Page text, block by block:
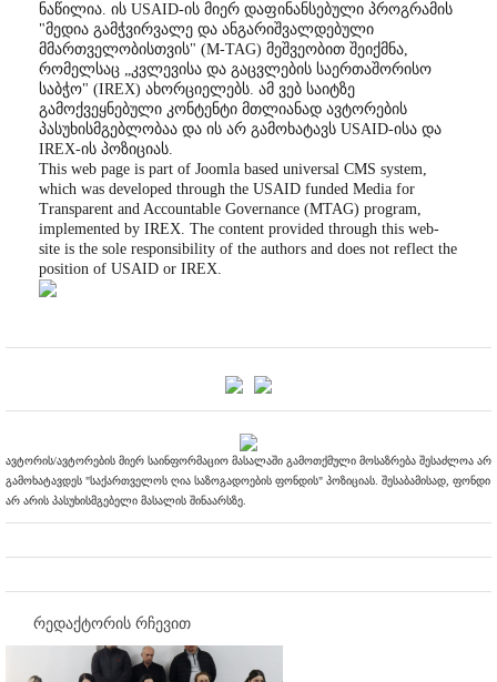
ნაწილია. ის USAID-ის მიერ დაფინანსებული პროგრამის
"მედია გამჭვირვალე და ანგარიშვალდებული
მმართველობისთვის" (M-TAG) მეშვეობით შეიქმნა,
რომელსაც „კვლევისა და გაცვლების საერთაშორისო
საბჭო" (IREX) ახორციელებს. ამ ვებ საიტზე
გამოქვეყნებული კონტენტი მთლიანად ავტორების
პასუხისმგებლობაა და ის არ გამოხატავს USAID-ისა და
IREX-ის პოზიციას.
This web page is part of Joomla based universal CMS system,
which was developed through the USAID funded Media for
Transparent and Accountable Governance (MTAG) program,
implemented by IREX. The content provided through this web-
site is the sole responsibility of the authors and does not reflect the
position of USAID or IREX.
ავტორის/ავტორების მიერ საინფორმაციო მასალაში გამოთქმული მოსაზრება შესაძლოა არ
გამოხატავდეს "საქართველოს ღია საზოგადოების ფონდის" პოზიციას. შესაბამისად, ფონდი
არ არის პასუხისმგებელი მასალის შინაარსზე.
რედაქტორის რჩევით